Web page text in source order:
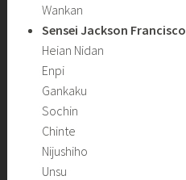
Wankan
Sensei Jackson Francisco
Heian Nidan
Enpi
Gankaku
Sochin
Chinte
Nijushiho
Unsu